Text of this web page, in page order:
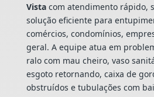
Vistacom atendimento rápido,
solução eficiente para
comércios, condomínios,
geral. A equipe atua em
ralo com mau cheiro, vaso
esgoto retornando, caixa de
obstruídos e tubulações com